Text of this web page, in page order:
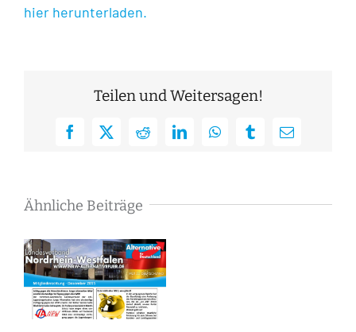
hier herunterladen.
Teilen und Weitersagen!
Facebook
X RedditLinkedInWhatsAppTumblrE-
Ähnliche Beiträge